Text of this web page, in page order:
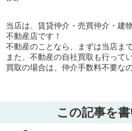
当店は、賃貸仲介・売買仲介・建
不動産店です！
不動産のことなら、まずは当店ま
また、不動産の自社買取も行って
買取の場合は、仲介手数料不要な
この記事を